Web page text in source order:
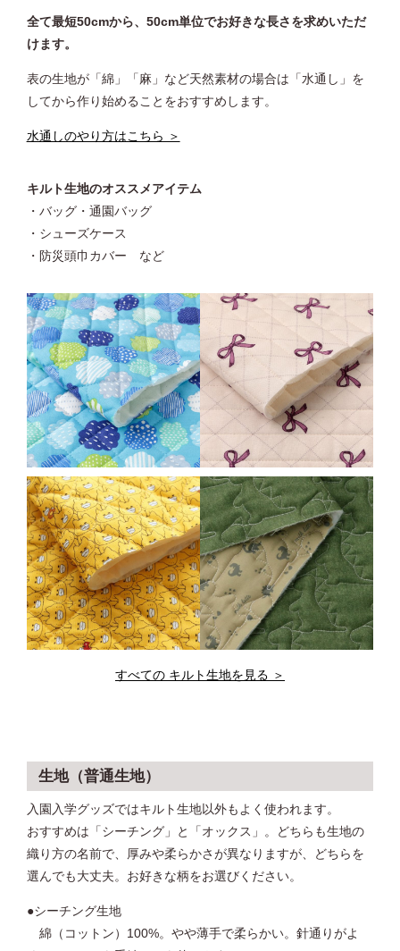
全て最短50cmから、50cm単位でお好きな長さを求めいただ
けます。
表の生地が「綿」「麻」など天然素材の場合は「水通し」を
してから作り始めることをおすすめします。
水通しのやり方はこちら ＞
キルト生地のオススメアイテム
・バッグ・通園バッグ
・シューズケース
・防災頭巾カバー など
すべての キルト生地を見る ＞
生地（普通生地）
入園入学グッズではキルト生地以外もよく使われます。
おすすめは「シーチング」と「オックス」。どちらも生地の
織り方の名前で、厚みや柔らかさが異なりますが、どちらを
選んでも大丈夫。お好きな柄をお選びください。
●シーチング生地
綿（コットン）100%。やや薄手で柔らかい。針通りがよ